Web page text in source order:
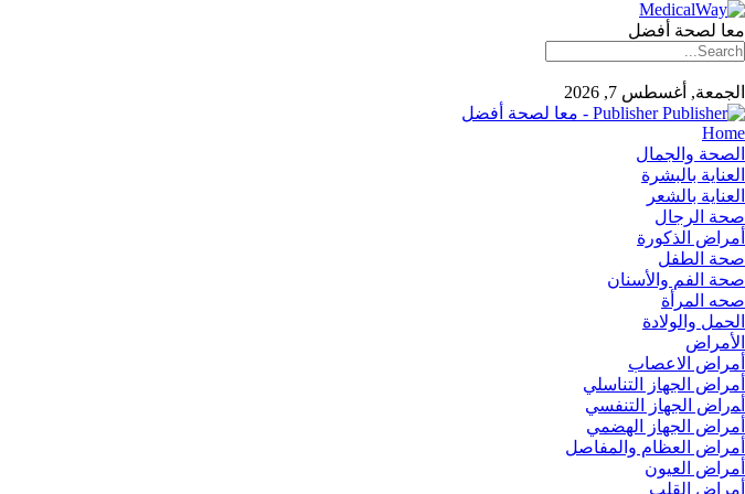
معا لصحة أفضل
الجمعة, أغسطس 7, 2026
Publisher - معا لصحة أفضل
Home
الصحة والجمال
العناية بالبشرة
العناية بالشعر
صحة الرجال
أمراض الذكورة
صحة الطفل
صحة الفم والأسنان
صحه المرأة
الحمل والولادة
الأمراض
أمراض الاعصاب
أمراض الجهاز التناسلي
أﻤراض اﻟﺠﻬﺎز اﻟﺘﻨﻔﺴﻲ
أمراض الجهاز الهضمي
أمراض العظام والمفاصل
أمراض العيون
أمراض القلب